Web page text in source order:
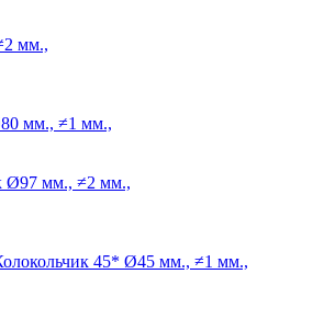
мм.,
мм., ≠1 мм.,
Ø97 мм., ≠2 мм.,
45* Ø45 мм., ≠1 мм.,